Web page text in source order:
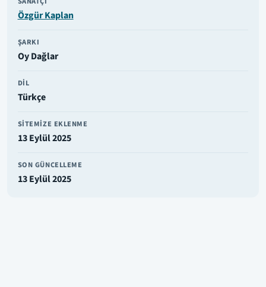
Özgür Kaplan
ŞARKI
Oy Dağlar
DIL
Türkçe
SITEMIZE EKLENME
13 Eylül 2025
SON GÜNCELLEME
13 Eylül 2025